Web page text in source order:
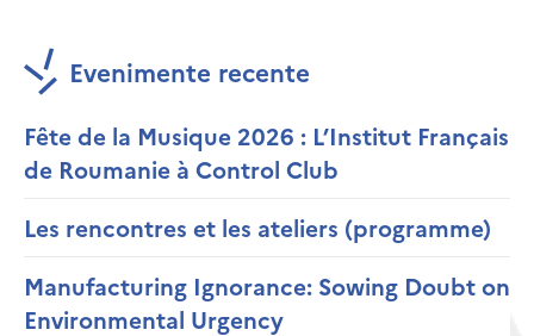
Evenimente recente
Fête de la Musique 2026 : L’Institut Français
de Roumanie à Control Club
Les rencontres et les ateliers (programme)
Manufacturing Ignorance: Sowing Doubt on
Environmental Urgency